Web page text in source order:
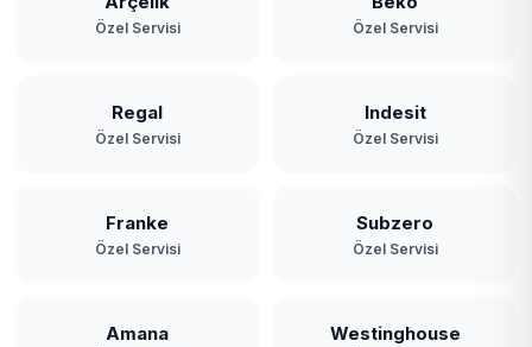
Özel Servisi Özel Servisi
Regal
Özel Servisi
Indesit
Özel Servisi
Franke
Özel Servisi
Subzero
Özel Servisi
Amana Westinghouse